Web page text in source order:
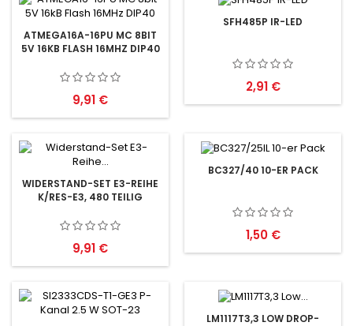
ATMEGA16A-16PU MC 8BIT
5V 16KB FLASH 16MHZ DIP40
Preis
9,91 €
SFH485P IR-LED
Preis
2,91 €
WIDERSTAND-SET E3-REIHE
K/RES-E3, 480 TEILIG
Preis
9,91 €
BC327/40 10-ER PACK
Preis
1,50 €
LM1117T3,3 LOW DROP-